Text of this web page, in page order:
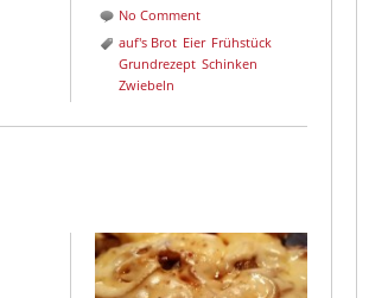
No Comment
auf's Brot Eier Frühstück
Grundrezept Schinken
Zwiebeln